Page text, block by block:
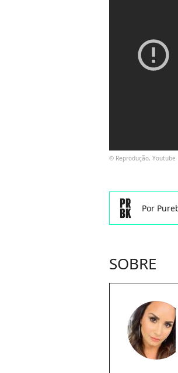
© Reprodução, Youtube
Por
SOBRE